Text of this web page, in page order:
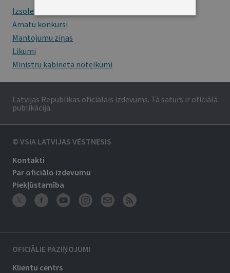
Izsoles
Amatu konkursi
Mantojumu ziņas
Likumi
Ministru kabineta noteikumi
Latvijas Republikas oficiālais izdevums. Tā saturs ir oficiālā
publikācija.
© VSIA LATVIJAS VĒSTNESIS
Kontakti
Par oficiālo izdevumu
Piekļūstamība
OFICIĀLIE PAZIŅOJUMI
Klientu centrs